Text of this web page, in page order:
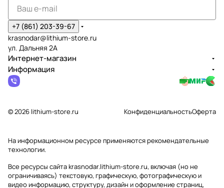
+7 (861) 203-39-67
krasnodar@lithium-store.ru
ул. Дальняя 2А
Интернет-магазин
Информация
© 2026 lithium-store.ru КонфиденциальностьОферта
На информационном ресурсе применяютсярекомендательные
технологии.
Все ресурсы сайта krasnodar.lithium-store.ru, включая (но не
ограничиваясь) текстовую, графическую, фотографическую и
видео информацию, структуру, дизайн и оформление страниц,